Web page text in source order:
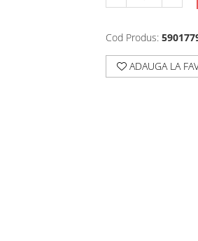
Cod Produs:
ADAUGA LA